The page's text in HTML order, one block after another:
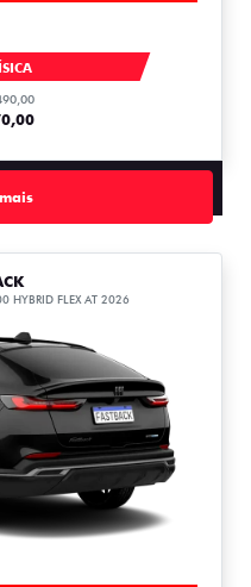
HYBRID FLEX AT 2026